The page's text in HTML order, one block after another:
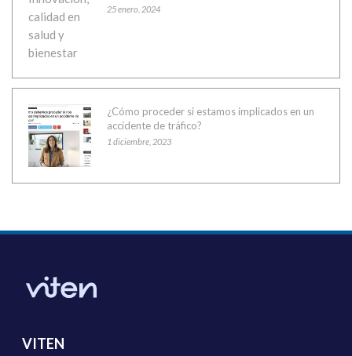
25 enero, 2024
¿Cómo proceder si estamos implicados en un
accidente de tráfico?
1 diciembre, 2023
VITEN